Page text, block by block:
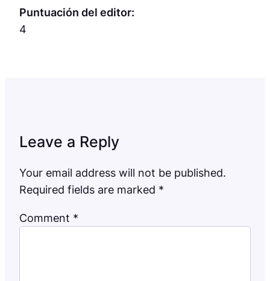
Puntuación del editor:
4
Leave a Reply
Your email address will not be published.
Required fields are marked *
Comment *